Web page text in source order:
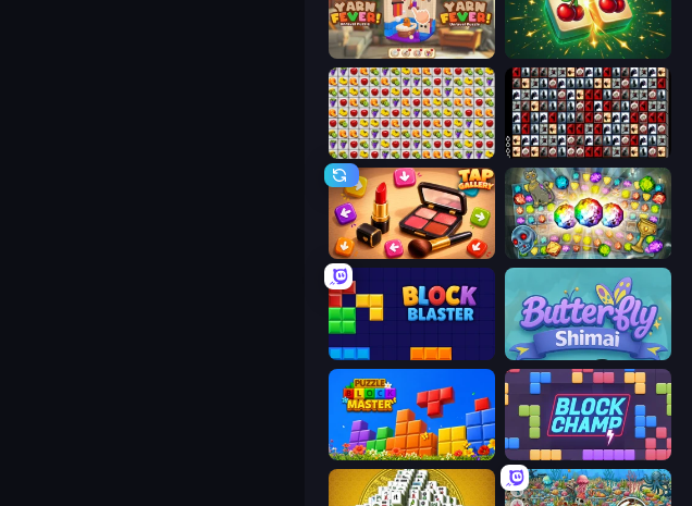
Yarn Fever! Unravel Puzzle Mahjong Puzzle: Tile Match
Same Game Fruit Collapse War Mahjong
Tap Gallery Forgotten Treasure 2
Block Blaster Butterfly Shimai
Puzzle Block Master Block Champ